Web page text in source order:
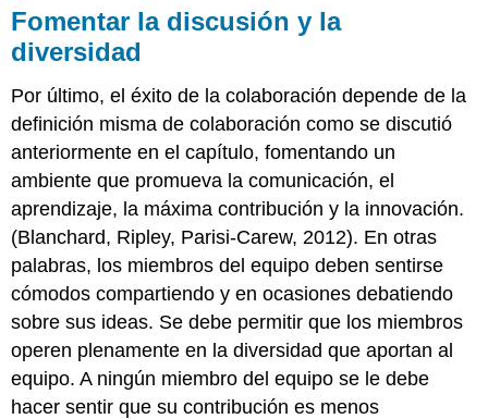
Fomentar la discusión y la
diversidad
Por último, el éxito de la colaboración depende de la
definición misma de colaboración como se discutió
anteriormente en el capítulo, fomentando un
ambiente que promueva la comunicación, el
aprendizaje, la máxima contribución y la innovación.
(Blanchard, Ripley, Parisi-Carew, 2012). En otras
palabras, los miembros del equipo deben sentirse
cómodos compartiendo y en ocasiones debatiendo
sobre sus ideas. Se debe permitir que los miembros
operen plenamente en la diversidad que aportan al
equipo. A ningún miembro del equipo se le debe
hacer sentir que su contribución es menos